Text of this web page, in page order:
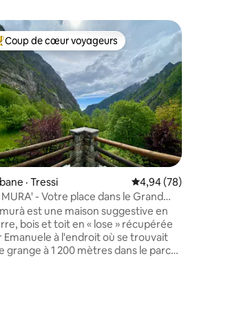
4,97 sur 5, 156 commentaires
de cœur voyageurs parmi les plus aimés
Coup de cœur voyageurs
· Tressi Note moyenne de
4,94 (78)
MURA' - Votre place dans le Grand
est une maison suggestive en
bois et toit en « lose » récupérée
Emanuele à l'endroit où se trouvait
grange à 1 200 mètres dans le parc